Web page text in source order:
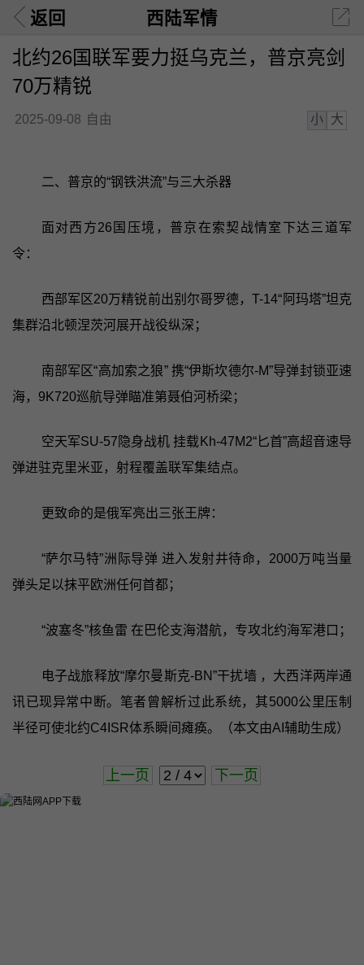
返回 西陆军情
北约26国联军要力挺乌克兰，普京亮剑
70万精锐
2025-09-08 自由 小 大
二、普京的“钢铁洪流”与三大杀器
面对西方26国压境，普京在索契战情室下达三道军
令：
西部军区20万精锐前出别尔哥罗德，T-14“阿玛塔”坦克
集群沿北顿涅茨河展开战役纵深；
南部军区“高加索之狼” 携“伊斯坎德尔-M”导弹封锁亚速
海，9K720巡航导弹瞄准第聂伯河桥梁；
空天军SU-57隐身战机 挂载Kh-47M2“匕首”高超音速导
弹进驻克里米亚，射程覆盖联军集结点。
更致命的是俄军亮出三张王牌：
“萨尔马特”洲际导弹 进入发射井待命，2000万吨当量
弹头足以抹平欧洲任何首都；
“波塞冬”核鱼雷 在巴伦支海潜航，专攻北约海军港口；
电子战旅释放“摩尔曼斯克-BN”干扰墙 ，大西洋两岸通
讯已现异常中断。笔者曾解析过此系统，其5000公里压制
半径可使北约C4ISR体系瞬间瘫痪。（本文由AI辅助生成）
上一页 下一页